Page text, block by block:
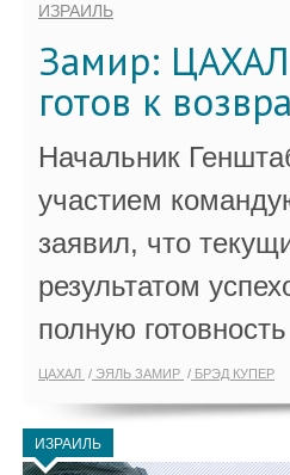
ИЗРАИЛЬ
Замир:
готов к
Начальник
участием
заявил, что
результатом
полную
ЦАХАЛ ЭЯЛЬ ЗАМИР БРЭД КУПЕР
ИЗРАИЛЬ